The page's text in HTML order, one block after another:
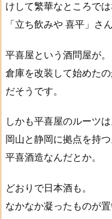
けして繁華なところで
「立ち飲みや 喜平」さん
平喜屋という酒問屋が。
倉庫を改装して始めたの
だそうです。
しかも平喜屋のルーツは
岡山と静岡に拠点を持つ
平喜酒造なんだとか。
どおりで日本酒も。
なかなか凝ったものが置